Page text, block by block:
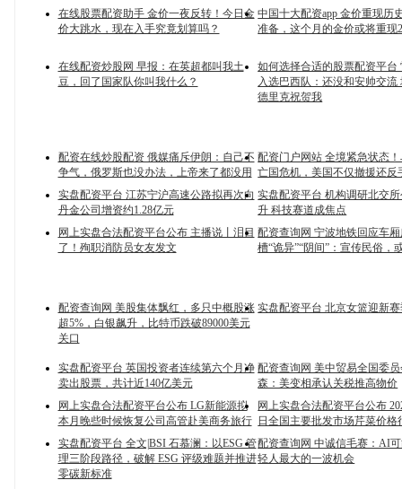
在线股票配资助手 金价一夜反转！今日金
价大跳水，现在入手究竟划算吗？
中国十大配资app 金价重现历
准备，这个月的金价或将重现
在线配资炒股网 早报：在英超都叫我土
豆，回了国家队你叫我什么？
如何选择合适的股票配资平台
入选巴西队：还没和安帅交流
德里克祝贺我
配资在线炒股配资 俄媒痛斥伊朗：自己不
争气，俄罗斯也没办法，上帝来了都没用
配资门户网站 全境紧急状态
亡国危机，美国不仅撤援还反
实盘配资平台 江苏宁沪高速公路拟再次向
丹金公司增资约1.28亿元
实盘配资平台 机构调研北交
升 科技赛道成焦点
网上实盘合法配资平台公布 主播说丨泪目
了！殉职消防员女友发文
配资查询网 宁波地铁回应车
槽“诡异”“阴间”：宣传民俗，
配资查询网 美股集体飘红，多只中概股涨
超5%，白银飙升，比特币跌破89000美元
关口
实盘配资平台 北京女篮迎新
实盘配资平台 英国投资者连续第六个月净
卖出股票，共计近140亿美元
配资查询网 美中贸易全国委
森：美变相承认关税推高物价
网上实盘合法配资平台公布 LG新能源拟
本月晚些时候恢复公司高管赴美商务旅行
网上实盘合法配资平台公布
日全国主要批发市场芹菜价格
实盘配资平台 全文|BSI 石慕澜：以ESG 管
理三阶段路径，破解 ESG 评级难题并推进
零碳新标准
配资查询网 中诚信毛赛：AI
轻人最大的一波机会